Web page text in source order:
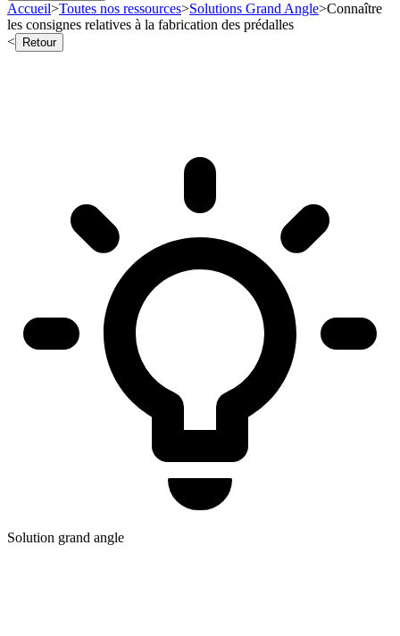
Accueil>Toutes nos ressources>Solutions Grand Angle>Connaître
les consignes relatives à la fabrication des prédalles
<
Retour
Solution grand angle